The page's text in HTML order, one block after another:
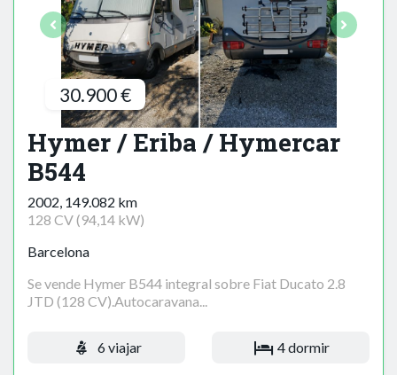
30.900 €
Hymer / Eriba / Hymercar
B544
2002, 149.082 km
128 CV (94,14 kW)
Barcelona
Se vende Hymer B544 integral sobre Fiat Ducato 2.8
JTD (128 CV).Autocaravana...
6 viajar 4 dormir